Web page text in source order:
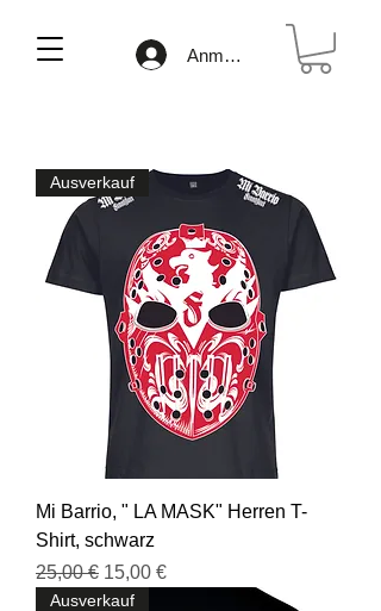
Anmelden
Ausverkauf
Mi Barrio, " LA MASK" Herren T-
Shirt, schwarz
Standardpreis
25,00 € Sale-Preis
15,00 €
Ausverkauf